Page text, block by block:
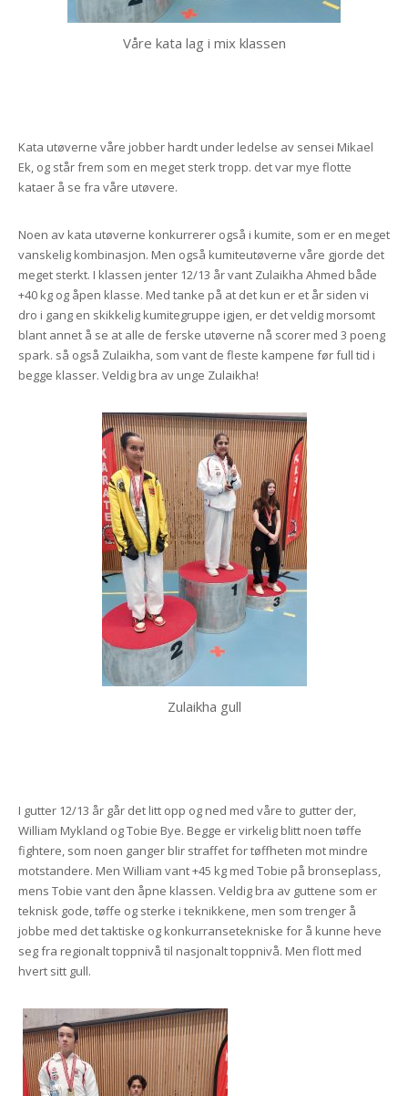
Våre kata lag i mix klassen
Kata utøverne våre jobber hardt under ledelse av sensei Mikael
Ek, og står frem som en meget sterk tropp. det var mye flotte
kataer å se fra våre utøvere.
Noen av kata utøverne konkurrerer også i kumite, som er en meget
vanskelig kombinasjon. Men også kumiteutøverne våre gjorde det
meget sterkt. I klassen jenter 12/13 år vant Zulaikha Ahmed både
+40 kg og åpen klasse. Med tanke på at det kun er et år siden vi
dro i gang en skikkelig kumitegruppe igjen, er det veldig morsomt
blant annet å se at alle de ferske utøverne nå scorer med 3 poeng
spark. så også Zulaikha, som vant de fleste kampene før full tid i
begge klasser. Veldig bra av unge Zulaikha!
Zulaikha gull
I gutter 12/13 år går det litt opp og ned med våre to gutter der,
William Mykland og Tobie Bye. Begge er virkelig blitt noen tøffe
fightere, som noen ganger blir straffet for tøffheten mot mindre
motstandere. Men William vant +45 kg med Tobie på bronseplass,
mens Tobie vant den åpne klassen. Veldig bra av guttene som er
teknisk gode, tøffe og sterke i teknikkene, men som trenger å
jobbe med det taktiske og konkurransetekniske for å kunne heve
seg fra regionalt toppnivå til nasjonalt toppnivå. Men flott med
hvert sitt gull.